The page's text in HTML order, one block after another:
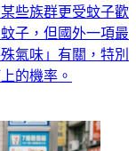
些族群更受蚊子歡
子，但國外一項最
氣味」有關，特別
的機率。